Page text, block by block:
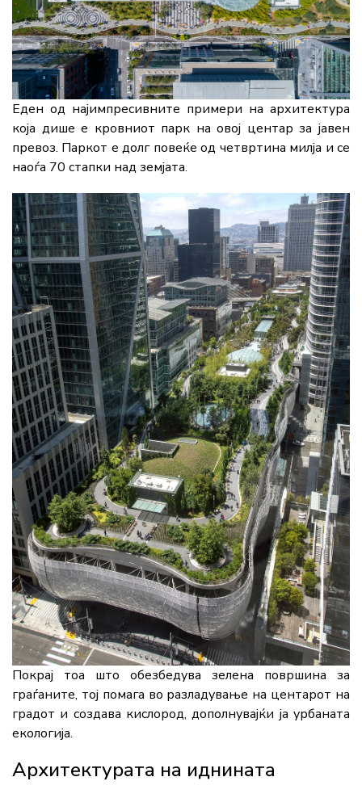
Еден од најимпресивните примери на архитектура
која дише е кровниот парк на овој центар за јавен
превоз. Паркот е долг повеќе од четвртина милја и се
наоѓа 70 стапки над земјата.
Покрај тоа што обезбедува зелена површина за
граѓаните, тој помага во разладување на центарот на
градот и создава кислород, дополнувајќи ја урбаната
екологија.
Архитектурата на иднината